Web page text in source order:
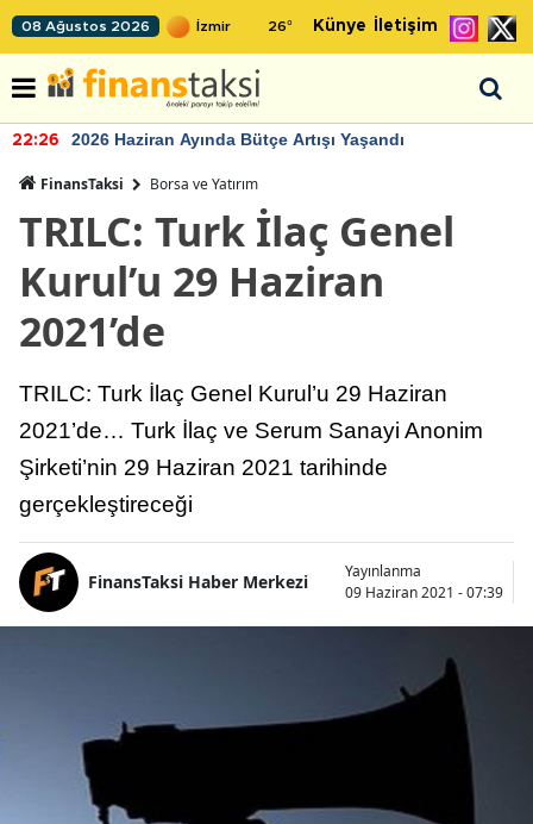
08 Ağustos 2026 26° Künye İletişim
22:26 2026 Haziran Ayında Bütçe Artışı Yaşandı
FinansTaksi Borsa ve Yatırım
TRILC: Turk İlaç Genel
Kurul’u 29 Haziran
2021’de
TRILC: Turk İlaç Genel Kurul’u 29 Haziran
2021’de… Turk İlaç ve Serum Sanayi Anonim
Şirketi’nin 29 Haziran 2021 tarihinde
gerçekleştireceği
FinansTaksi Haber Merkezi
Yayınlanma
09 Haziran 2021 - 07:39